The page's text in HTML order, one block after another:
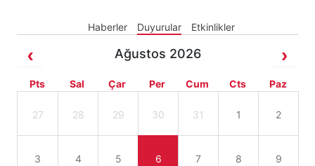
Haberler Duyurular Etkinlikler
Ağustos 2026
Pts Sal Çar Per Cum Cts Paz
27 28 29 30 31 1 2
3 4 5 6 7 8 9